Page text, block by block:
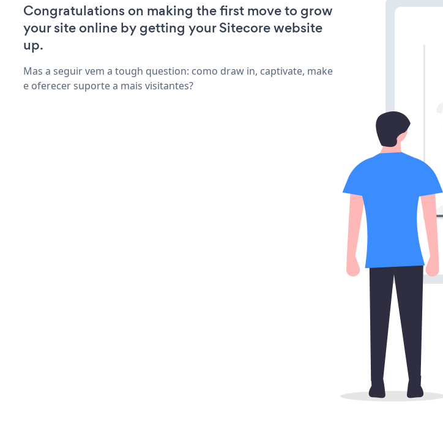
Congratulations on making the first move to grow
your site online by getting your Sitecore website
up.
Mas a seguir vem a tough question: como draw in, captivate, make
e oferecer suporte a mais visitantes?